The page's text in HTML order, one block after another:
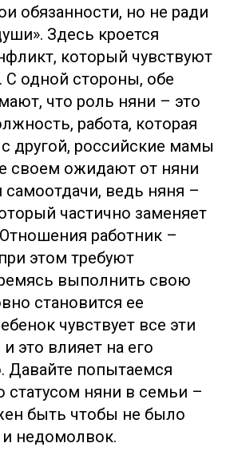
обязанности, но не ради
Здесь кроется
который чувствуют
С одной стороны, обе
что роль няни – это
работа, которая
другой, российские мамы
своем ожидают от няни
самоотдачи, ведь няня –
частично заменяет
работник –
этом требуют
выполнить свою
становится ее
чувствует все эти
это влияет на его
Давайте попытаемся
статусом няни в семьи –
быть чтобы не было
недомолвок.